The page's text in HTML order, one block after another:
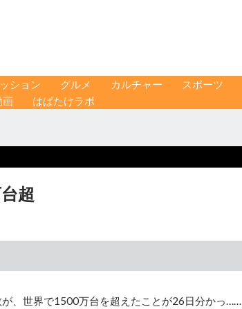
ション グルメ カルチャー
スポーツ
画 はばたけラボ
超
、世界で1500万台を超えたことが26日分かっ……